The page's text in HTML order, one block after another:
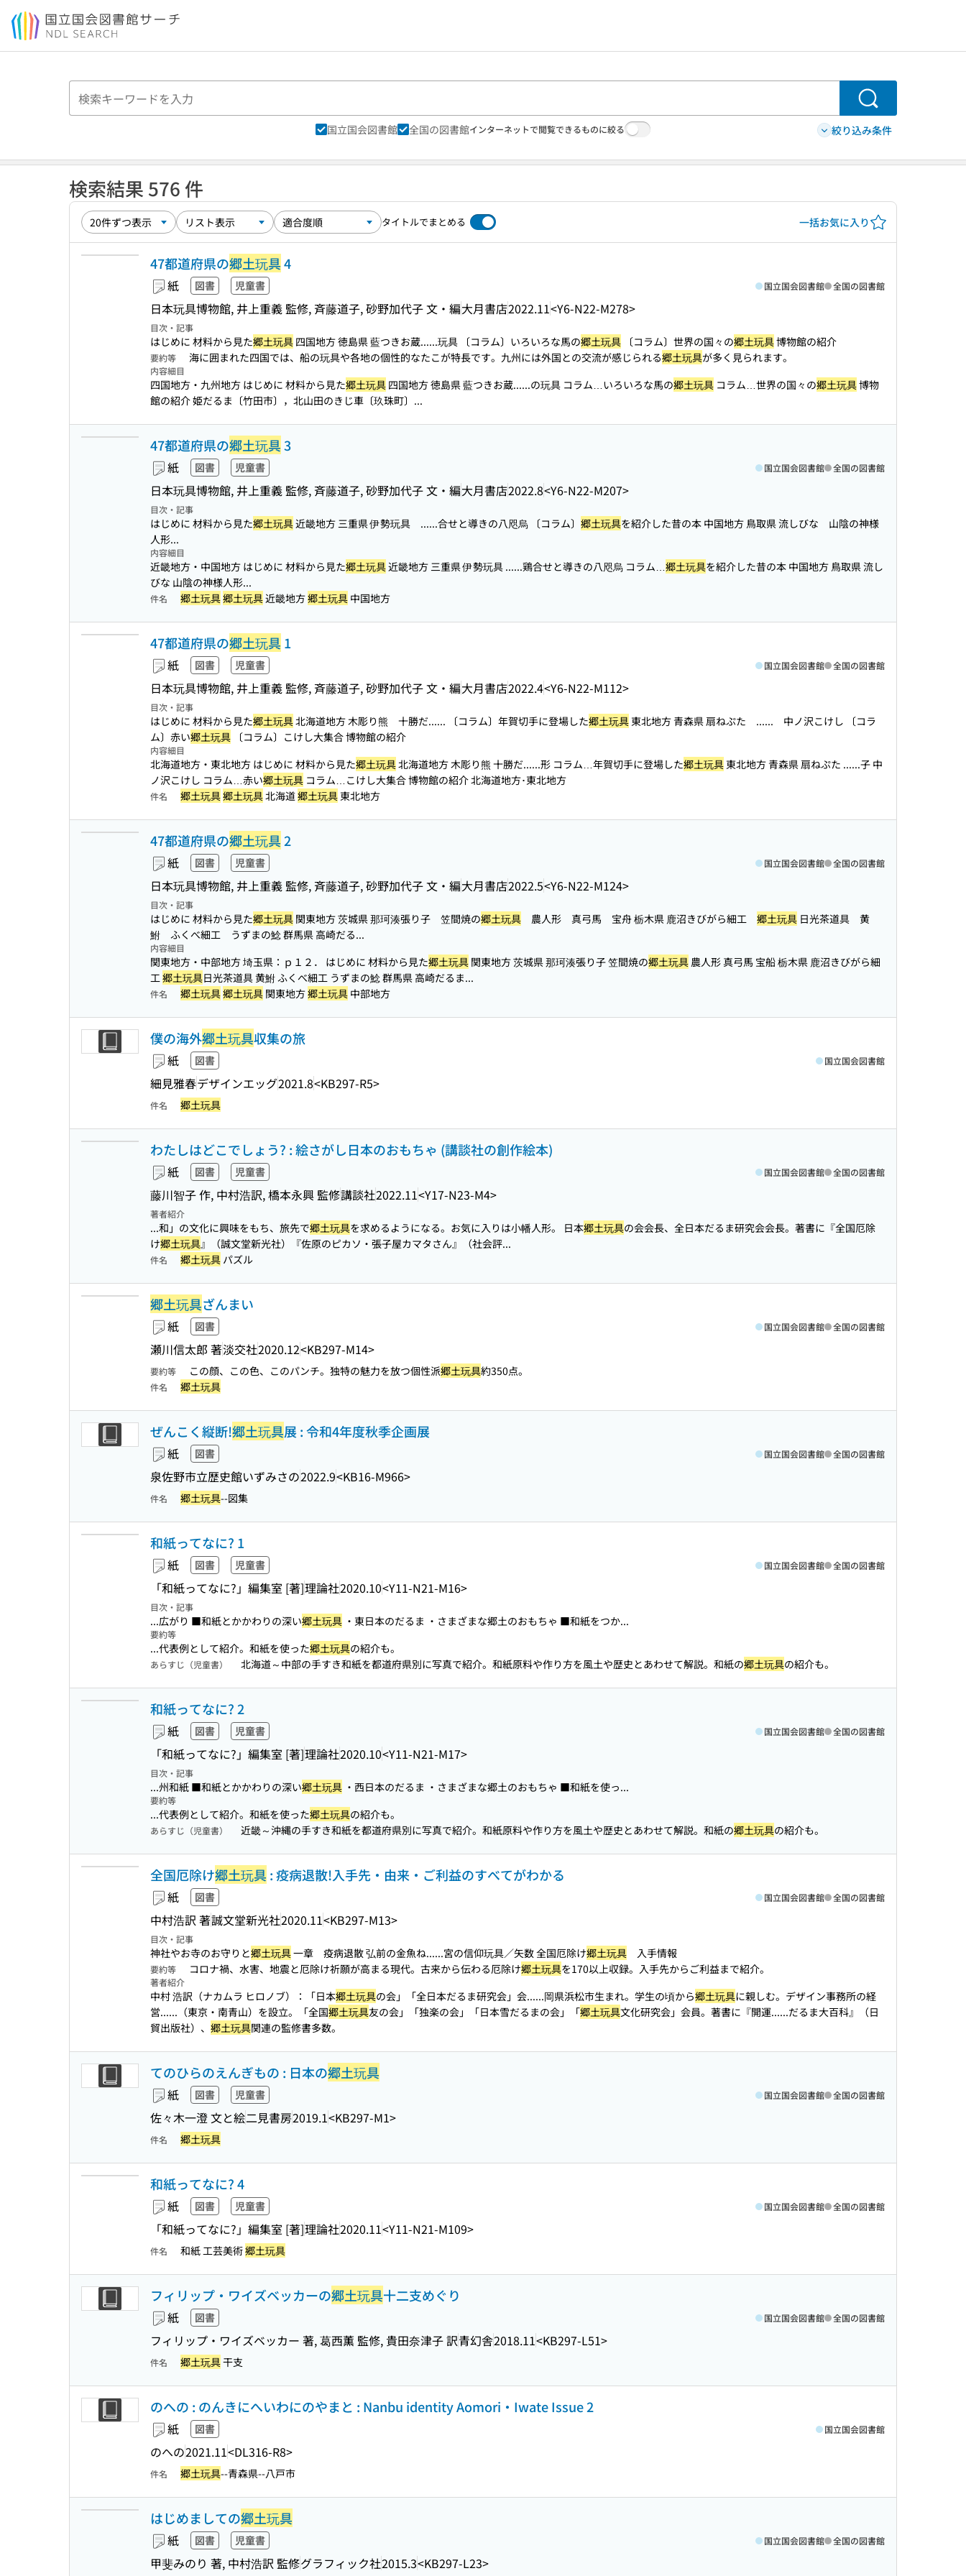
本文へ移動
検索
国立国会図書館 全国の図書館インターネットで閲覧できるものに絞る 絞り込み条件
検索結果 576 件
タイトルでまとめる 一括お気に入り
47都道府県の郷土玩具4
紙 図書 児童書
日本玩具博物館, 井上重義 監修, 斉藤道子, 砂野加代子 文・編大月書店2022.11<Y6-N22-M278>
国立国会図書館 全国の図書館
目次・記事
はじめに 材料から見た郷土玩具 四国地方 徳島県 藍つきお蔵......玩具 〔コラム〕いろいろな馬の郷土玩具 〔コラム〕世界の国々の郷土玩具博物館の紹介
要約等 海に囲まれた四国では、船の玩具や各地の個性的なたこが特長です。九州には外国との交流が感じられる郷土玩具が多く見られます。
内容細目
四国地方・九州地方 はじめに 材料から見た郷土玩具 四国地方 徳島県 藍つきお蔵......の玩具 コラム…いろいろな馬の郷土玩具 コラム…世界の国々の郷土玩具博物
館の紹介 姫だるま〔竹田市〕，北山田のきじ車〔玖珠町〕...
47都道府県の郷土玩具3
紙 図書 児童書
日本玩具博物館, 井上重義 監修, 斉藤道子, 砂野加代子 文・編大月書店2022.8<Y6-N22-M207>
国立国会図書館 全国の図書館
目次・記事
はじめに 材料から見た郷土玩具近畿地方 三重県 伊勢玩具 ......合せと導きの八咫烏 〔コラム〕 郷土玩具を紹介した昔の本 中国地方 鳥取県 流しびな 山陰の神様
人形...
内容細目
近畿地方・中国地方 はじめに 材料から見た郷土玩具近畿地方 三重県 伊勢玩具 ......鶏合せと導きの八咫烏 コラム…郷土玩具を紹介した昔の本 中国地方 鳥取県 流し
びな 山陰の神様人形...
件名 郷土玩具郷土玩具近畿地方郷土玩具 中国地方
47都道府県の郷土玩具 1
紙 図書 児童書
日本玩具博物館, 井上重義 監修, 斉藤道子, 砂野加代子 文・編大月書店2022.4<Y6-N22-M112>
国立国会図書館 全国の図書館
目次・記事
はじめに 材料から見た郷土玩具北海道地方 木彫り熊 十勝だ...... 〔コラム〕年賀切手に登場した郷土玩具 東北地方 青森県 扇ねぷた ...... 中ノ沢こけし 〔コラ
ム〕赤い郷土玩具 〔コラム〕こけし大集合 博物館の紹介
内容細目
北海道地方・東北地方 はじめに 材料から見た郷土玩具北海道地方 木彫り熊 十勝だ......形 コラム…年賀切手に登場した郷土玩具 東北地方 青森県 扇ねぷた ......子 中
ノ沢こけし コラム…赤い郷土玩具 コラム…こけし大集合 博物館の紹介 北海道地方･東北地方
件名 郷土玩具郷土玩具北海道郷土玩具 東北地方
47都道府県の郷土玩具2
紙 図書 児童書
日本玩具博物館, 井上重義 監修, 斉藤道子, 砂野加代子 文・編大月書店2022.5<Y6-N22-M124>
国立国会図書館 全国の図書館
目次・記事
はじめに 材料から見た郷土玩具 関東地方 茨城県 那珂湊張り子 笠間焼の郷土玩具 農人形 真弓馬 宝舟 栃木県 鹿沼きびがら細工 郷土玩具 日光茶道具 黄
鮒 ふくべ細工 うずまの鯰 群馬県 高崎だる...
内容細目
関東地方・中部地方 埼玉県：ｐ１２． はじめに 材料から見た郷土玩具 関東地方 茨城県 那珂湊張り子 笠間焼の郷土玩具 農人形 真弓馬 宝船 栃木県 鹿沼きびがら細
工郷土玩具日光茶道具 黄鮒 ふくべ細工 うずまの鯰 群馬県 高崎だるま...
件名 郷土玩具郷土玩具 関東地方郷土玩具 中部地方
僕の海外郷土玩具収集の旅
紙 図書
細見雅春デザインエッグ2021.8<KB297-R5>
国立国会図書館
件名 郷土玩具
わたしはどこでしょう? : 絵さがし日本のおもちゃ (講談社の創作絵本)
紙 図書 児童書
藤川智子 作, 中村浩訳, 橋本永興 監修講談社2022.11<Y17-N23-M4>
国立国会図書館 全国の図書館
著者紹介
...和」の文化に興味をもち、旅先で郷土玩具を求めるようになる。お気に入りは小幡人形。 日本郷土玩具の会会長、全日本だるま研究会会長。著書に『全国厄除
け郷土玩具』（誠文堂新光社）『佐原のピカソ・張子屋カマタさん』（社会評...
件名 郷土玩具 パズル
郷土玩具ざんまい
紙 図書
瀬川信太郎 著淡交社2020.12<KB297-M14>
国立国会図書館 全国の図書館
要約等 この顔、この色、このパンチ。独特の魅力を放つ個性派郷土玩具約350点。
件名 郷土玩具
ぜんこく縦断!郷土玩具展 : 令和4年度秋季企画展
紙 図書
泉佐野市立歴史館いずみさの2022.9<KB16-M966>
国立国会図書館 全国の図書館
件名 郷土玩具--図集
和紙ってなに? 1
紙 図書 児童書
「和紙ってなに?」編集室 [著]理論社2020.10<Y11-N21-M16>
国立国会図書館 全国の図書館
目次・記事
...広がり ■和紙とかかわりの深い郷土玩具 ・東日本のだるま ・さまざまな郷土のおもちゃ ■和紙をつか...
要約等
...代表例として紹介。和紙を使った郷土玩具の紹介も。
あらすじ（児童書） 北海道～中部の手すき和紙を都道府県別に写真で紹介。和紙原料や作り方を風土や歴史とあわせて解説。和紙の郷土玩具の紹介も。
和紙ってなに? 2
紙 図書 児童書
「和紙ってなに?」編集室 [著]理論社2020.10<Y11-N21-M17>
国立国会図書館 全国の図書館
目次・記事
...州和紙 ■和紙とかかわりの深い郷土玩具 ・西日本のだるま ・さまざまな郷土のおもちゃ ■和紙を使っ...
要約等
...代表例として紹介。和紙を使った郷土玩具の紹介も。
あらすじ（児童書） 近畿～沖縄の手すき和紙を都道府県別に写真で紹介。和紙原料や作り方を風土や歴史とあわせて解説。和紙の郷土玩具の紹介も。
全国厄除け郷土玩具 : 疫病退散!入手先・由来・ご利益のすべてがわかる
紙 図書
中村浩訳 著誠文堂新光社2020.11<KB297-M13>
国立国会図書館 全国の図書館
目次・記事
神社やお寺のお守りと郷土玩具一章 疫病退散 弘前の金魚ね......宮の信仰玩具／矢数 全国厄除け郷土玩具 入手情報
要約等 コロナ禍、水害、地震と厄除け祈願が高まる現代。古来から伝わる厄除け郷土玩具を170以上収録。入手先からご利益まで紹介。
著者紹介
中村 浩訳（ナカムラ ヒロノブ）：「日本郷土玩具の会」「全日本だるま研究会」会......岡県浜松市生まれ。学生の頃から郷土玩具に親しむ。デザイン事務所の経
営......（東京・南青山）を設立。「全国郷土玩具友の会」「独楽の会」「日本雪だるまの会」「郷土玩具文化研究会」会員。著書に『開運......だるま大百科』（日
貿出版社）、 郷土玩具関連の監修書多数。
てのひらのえんぎもの : 日本の郷土玩具
紙 図書 児童書
佐々木一澄 文と絵二見書房2019.1<KB297-M1>
国立国会図書館 全国の図書館
件名 郷土玩具
和紙ってなに? 4
紙 図書 児童書
「和紙ってなに?」編集室 [著]理論社2020.11<Y11-N21-M109>
国立国会図書館 全国の図書館
件名 和紙 工芸美術郷土玩具
フィリップ・ワイズベッカーの郷土玩具十二支めぐり
紙 図書
フィリップ・ワイズベッカー 著, 葛西薫 監修, 貴田奈津子 訳青幻舎2018.11<KB297-L51>
国立国会図書館 全国の図書館
件名 郷土玩具干支
のへの : のんきにへいわにのやまと : Nanbu identity Aomori・Iwate Issue 2
紙 図書
のへの2021.11<DL316-R8>
国立国会図書館
件名 郷土玩具--青森県--八戸市
はじめましての郷土玩具
紙 図書 児童書
甲斐みのり 著, 中村浩訳 監修グラフィック社2015.3<KB297-L23>
国立国会図書館 全国の図書館